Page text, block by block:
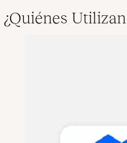
¿Quiénes